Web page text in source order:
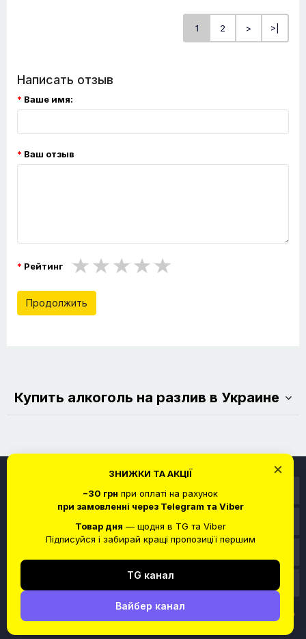
1 2 > >|
Написать отзыв
Ваше имя:
Ваш отзыв
Рейтинг
Продолжить
Купить алкоголь на разлив в Украине
×
ЗНИЖКИ ТА АКЦІЇ
−30 грн при оплаті на рахунок
при замовленні через Telegram та Viber
Товар дня — щодня в TG та Viber
Підписуйся і забирай кращі пропозиції першим
TG канал
Вайбер канал
Служба поддержки
Связаться с нами